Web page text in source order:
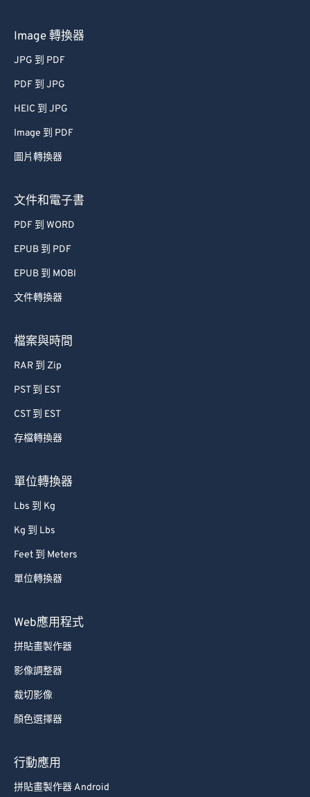
Image 轉換器
JPG 到 PDF
PDF 到 JPG
HEIC 到 JPG
Image 到 PDF
圖片轉換器
文件和電子書
PDF 到 WORD
EPUB 到 PDF
EPUB 到 MOBI
文件轉換器
檔案與時間
RAR 到 Zip
PST 到 EST
CST 到 EST
存檔轉換器
單位轉換器
Lbs 到 Kg
Kg 到 Lbs
Feet 到 Meters
單位轉換器
Web應用程式
拼貼畫製作器
影像調整器
裁切影像
顏色選擇器
行動應用
拼貼畫製作器 Android